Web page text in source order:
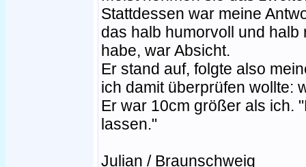
Stattdessen war meine
das halb humorvoll und
habe, war Absicht.
Er stand auf, folgte also
ich damit überprüfen wollte:
Er war 10cm größer als ich.
lassen."
Julian / Braunschweig